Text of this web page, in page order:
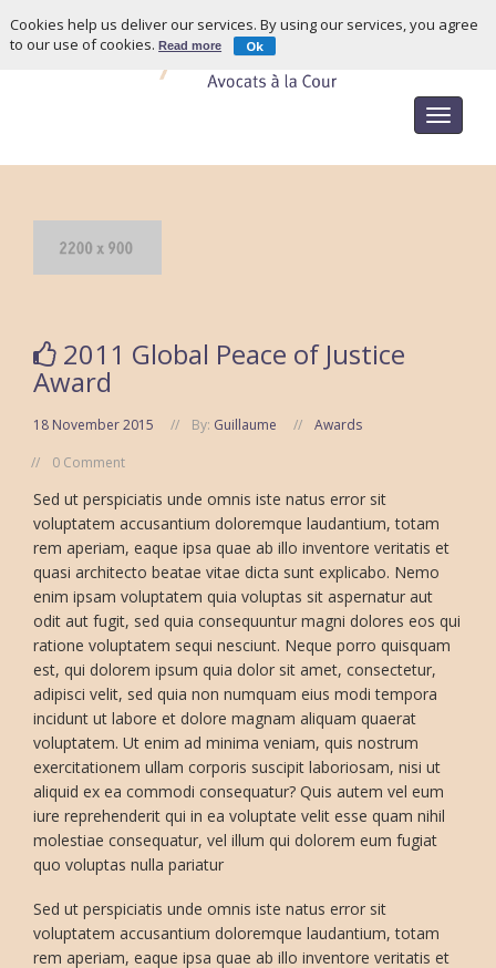
Toggle
2011 Global Peace of Justice
Award
18 November 2015 By: Guillaume
Awards
0 Comment
Sed ut perspiciatis unde omnis iste natus error sit
voluptatem accusantium doloremque laudantium, totam
rem aperiam, eaque ipsa quae ab illo inventore veritatis et
quasi architecto beatae vitae dicta sunt explicabo. Nemo
enim ipsam voluptatem quia voluptas sit aspernatur aut
odit aut fugit, sed quia consequuntur magni dolores eos qui
ratione voluptatem sequi nesciunt. Neque porro quisquam
est, qui dolorem ipsum quia dolor sit amet, consectetur,
adipisci velit, sed quia non numquam eius modi tempora
incidunt ut labore et dolore magnam aliquam quaerat
voluptatem. Ut enim ad minima veniam, quis nostrum
exercitationem ullam corporis suscipit laboriosam, nisi ut
aliquid ex ea commodi consequatur? Quis autem vel eum
iure reprehenderit qui in ea voluptate velit esse quam nihil
molestiae consequatur, vel illum qui dolorem eum fugiat
quo voluptas nulla pariatur
Sed ut perspiciatis unde omnis iste natus error sit
voluptatem accusantium doloremque laudantium, totam
rem aperiam, eaque ipsa quae ab illo inventore veritatis et
Cookies help us deliver our services. By using our services, you agree
to our use of cookies.Read more Ok